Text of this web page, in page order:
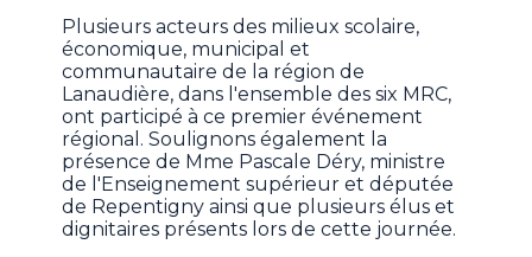
Plusieurs acteurs des milieux scolaire,
économique, municipal et
communautaire de la région de
Lanaudière, dans l'ensemble des six MRC,
ont participé à ce premier événement
régional. Soulignons également la
présence de Mme Pascale Déry, ministre
de l'Enseignement supérieur et députée
de Repentigny ainsi que plusieurs élus et
dignitaires présents lors de cette journée.